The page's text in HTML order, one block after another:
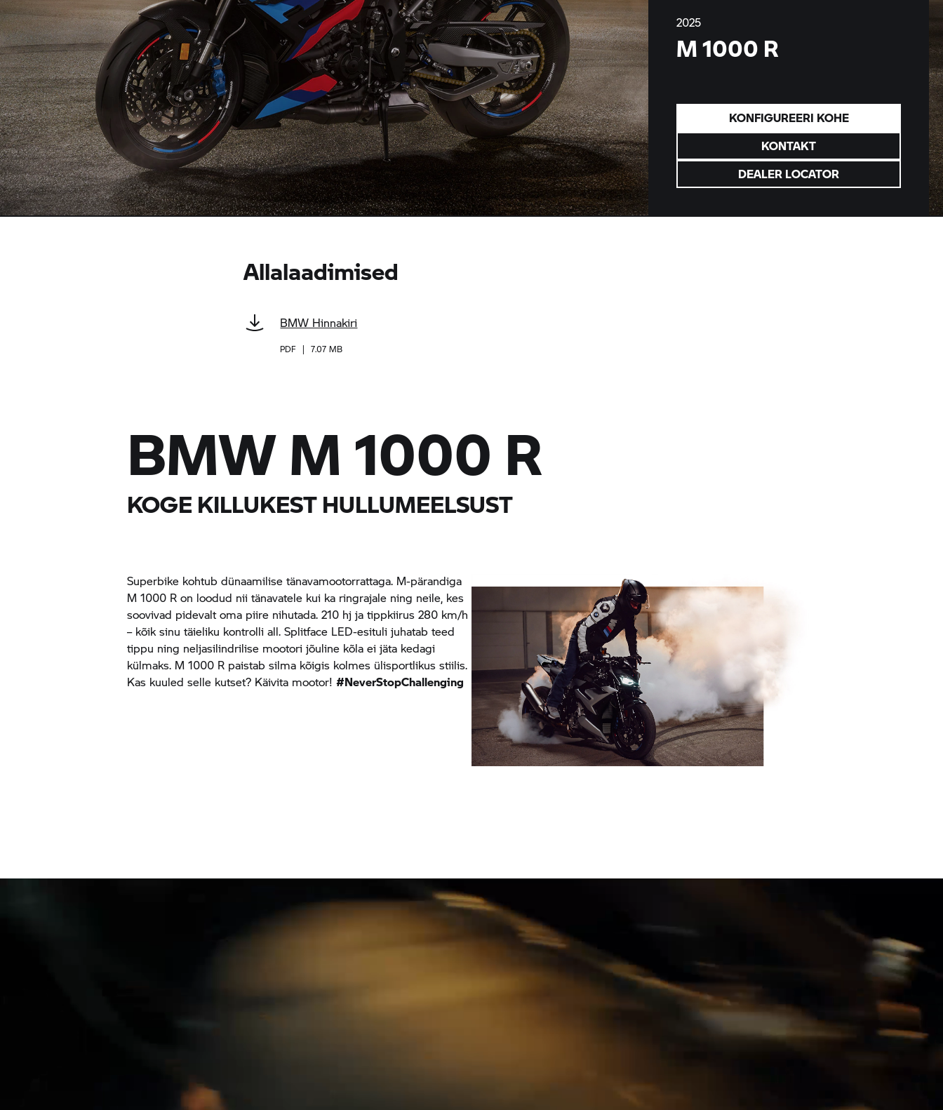
2025
M 1000 R
KONFIGUREERI KOHE
KONTAKT
DEALER LOCATOR
Allalaadimised
BMW Hinnakiri
PDF | 7.07 MB
BMW M 1000 R
KOGE KILLUKEST HULLUMEELSUST
Superbike kohtub dünaamilise tänavamootorrattaga. M-pärandiga
M 1000 R on loodud nii tänavatele kui ka ringrajale ning neile, kes
soovivad pidevalt oma piire nihutada. 210 hj ja tippkiirus 280 km/h
– kõik sinu täieliku kontrolli all. Splitface LED-esituli juhatab teed
tippu ning neljasilindrilise mootori jõuline kõla ei jäta kedagi
külmaks. M 1000 R paistab silma kõigis kolmes ülisportlikus stiilis.
Kas kuuled selle kutset? Käivita mootor!#NeverStopChallenging